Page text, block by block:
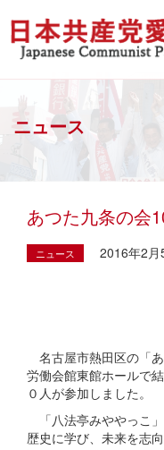
ニュース
あつた九条の会
ニュース 2016年2月
名古屋市熱田区の「
労働会館東館ホールで
０人が参加しました。
「八法亭みややっこ
歴史に学び、未来を志